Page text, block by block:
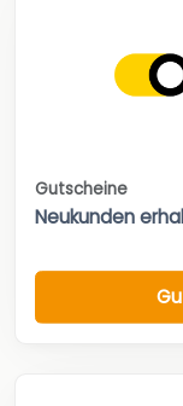
Gutscheine
Neukunden